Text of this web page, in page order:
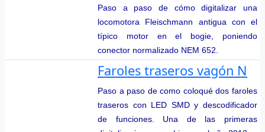
Paso a paso de cómo digitalizar una
locomotora Fleischmann antigua con el
típico motor en el bogie, poniendo
conector normalizado NEM 652.
Faroles traseros vagón N
Paso a paso de como coloqué dos faroles
traseros con LED SMD y descodificador
de funciones. Una de las primeras